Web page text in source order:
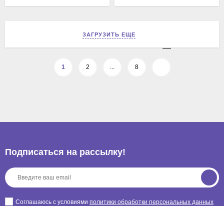
ЗАГРУЗИТЬ ЕЩЕ
1 2 ... 8
Подписаться на рассылкy!
Соглашаюсь с условиями политики обработки персональных данных